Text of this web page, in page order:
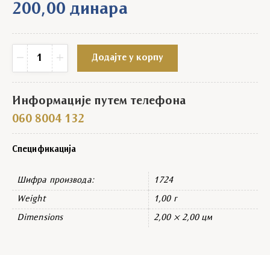
200,00 динара
−
Крстић од полудрагог камена зелени quantity
+ Додајте у корпу
Информације путем телефона
060 8004 132
Спецификација
Шифра производа: 1724
Weight 1,00 г
Dimensions 2,00 × 2,00 цм